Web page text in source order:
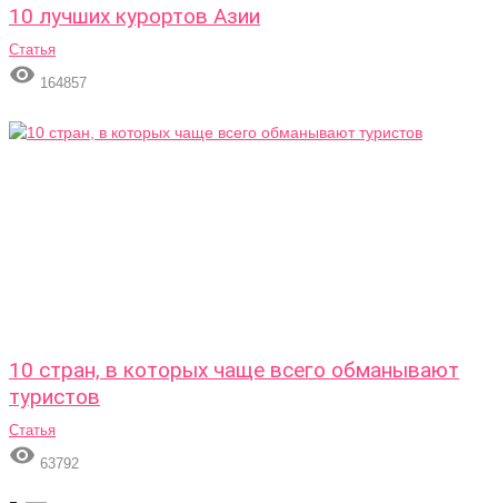
10 лучших курортов Азии
Статья
 164857
10 стран, в которых чаще всего обманывают
туристов
Статья
 63792